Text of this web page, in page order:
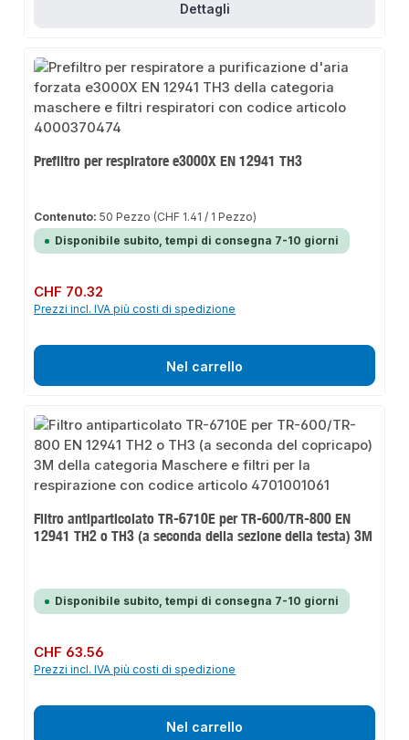
Dettagli
Prefiltro per respiratore e3000X EN 12941 TH3
Contenuto:50 Pezzo (CHF 1.41 / 1 Pezzo)
Disponibile subito, tempi di consegna 7-10 giorni
Prezzo normale:
CHF 70.32
Prezzi incl. IVA più costi di spedizione
Nel carrello
Filtro antiparticolato TR-6710E per TR-600/TR-800 EN
12941 TH2 o TH3 (a seconda della sezione della testa) 3M
Disponibile subito, tempi di consegna 7-10 giorni
Prezzo normale:
CHF 63.56
Prezzi incl. IVA più costi di spedizione
Nel carrello